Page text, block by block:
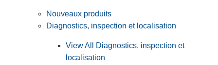
Nouveaux produits
Diagnostics, inspection et localisation
View All Diagnostics, inspection et
localisation